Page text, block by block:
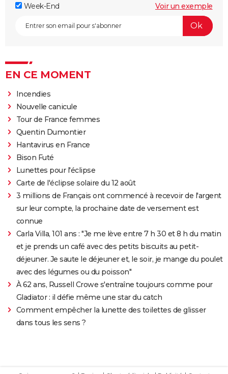
Week-End
Voir un exemple
EN CE MOMENT
Incendies
Nouvelle canicule
Tour de France femmes
Quentin Dumontier
Hantavirus en France
Bison Futé
Lunettes pour l'éclipse
Carte de l'éclipse solaire du 12 août
3 millions de Français ont commencé à recevoir de l'argent
sur leur compte, la prochaine date de versement est
connue
Carla Villa, 101 ans : "Je me lève entre 7 h 30 et 8 h du matin
et je prends un café avec des petits biscuits au petit-
déjeuner. Je saute le déjeuner et, le soir, je mange du poulet
avec des légumes ou du poisson"
À 62 ans, Russell Crowe s'entraîne toujours comme pour
Gladiator : il défie même une star du catch
Comment empêcher la lunette des toilettes de glisser
dans tous les sens ?